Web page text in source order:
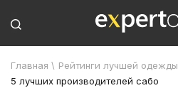
Главная \ Рейтинги лучшей одежды
5 лучших производителей сабо